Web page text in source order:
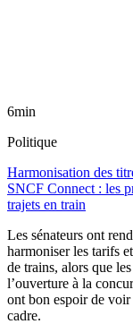
6min
Politique
Harmonisation des
SNCF Connect : les
trajets en train
Les sénateurs ont
harmoniser les tarifs
de trains, alors que
l’ouverture à la
ont bon espoir de voir
cadre.